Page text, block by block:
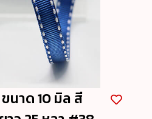
นาด 10 มิล สี